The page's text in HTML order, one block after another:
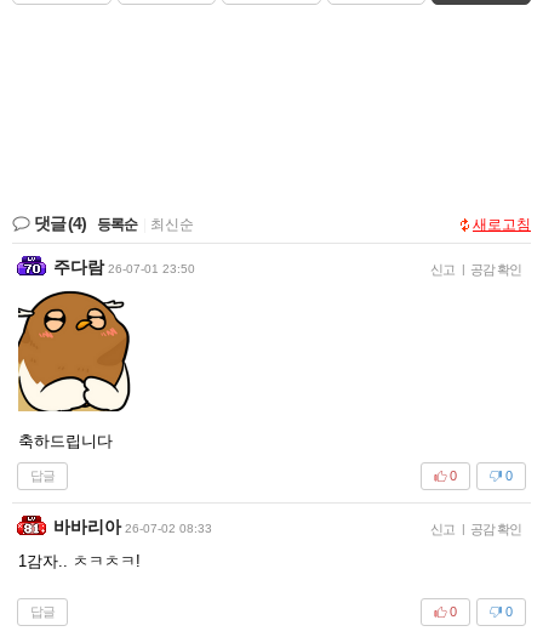
댓글(4) 등록순 최신순 새로고침
주다람 26-07-01 23:50 신고 | 공감 확인
축하드립니다
답글 0
0
바바리아 26-07-02 08:33 신고 | 공감 확인
1감자.. ㅊㅋㅊㅋ!
답글 0
0